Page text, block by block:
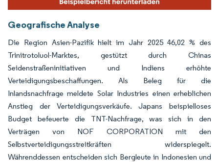
Geografische Analyse
Die Region Asien-Pazifik hielt im Jahr 2025 46,02 % des
Trinitrotoluol-Marktes, gestützt durch Chinas
Seidenstraßeninitiativen und Indiens erhöhte
Verteidigungsbeschaffungen. Als Beleg für die
Inlandsnachfrage meldete Solar Industries einen erheblichen
Anstieg der Verteidigungsverkäufe. Japans beispielloses
Budget befeuerte die TNT-Nachfrage, was sich in den
Verträgen von NOF CORPORATION mit den
Selbstverteidigungsstreitkräften widerspiegelt.
Währenddessen entscheiden sich Bergleute in Indonesien und